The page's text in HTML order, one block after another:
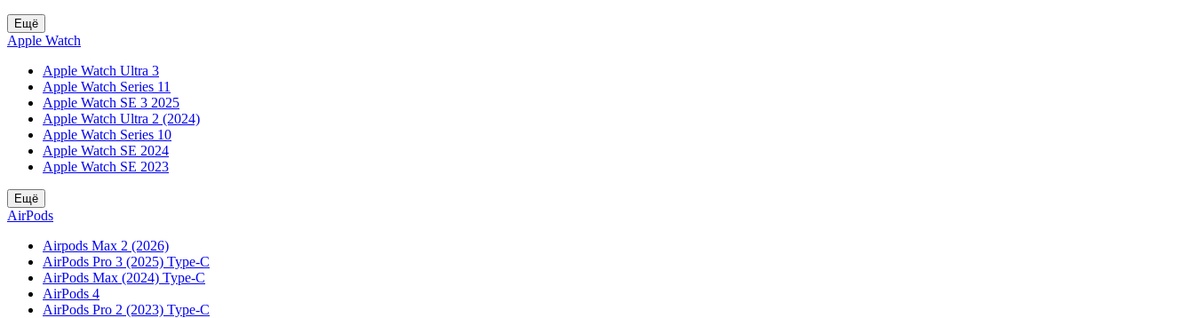
Ещё
Apple Watch
Apple Watch Ultra 3
Apple Watch Series 11
Apple Watch SE 3 2025
Apple Watch Ultra 2 (2024)
Apple Watch Series 10
Apple Watch SE 2024
Apple Watch SE 2023
Ещё
AirPods
Airpods Max 2 (2026)
AirPods Pro 3 (2025) Type-C
AirPods Max (2024) Type-C
AirPods 4
AirPods Pro 2 (2023) Type-C